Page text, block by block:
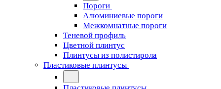
Пороги
Алюминиевые пороги
Межкомнатные пороги
Теневой профиль
Цветной плинтус
Плинтусы из полистирола
Пластиковые плинтусы